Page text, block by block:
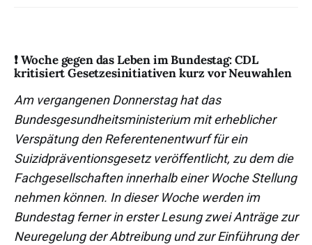
❗ Woche gegen das Leben im Bundestag: CDL
kritisiert Gesetzesinitiativen kurz vor Neuwahlen
Am vergangenen Donnerstag hat das
Bundesgesundheitsministerium mit erheblicher
Verspätung den Referentenentwurf für ein
Suizidpräventionsgesetz veröffentlicht, zu dem die
Fachgesellschaften innerhalb einer Woche Stellung
nehmen können. In dieser Woche werden im
Bundestag ferner in erster Lesung zwei Anträge zur
Neuregelung der Abtreibung und zur Einführung der